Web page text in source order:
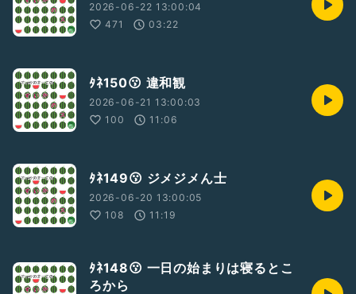
2026-06-22 13:00:04
471
03:22
ﾀﾈ150😗 違和観
2026-06-21 13:00:03
100
11:06
ﾀﾈ149😗 ジメジメん士
2026-06-20 13:00:05
108
11:19
ﾀﾈ148😗 一日の始まりは寝るとこ
ろから